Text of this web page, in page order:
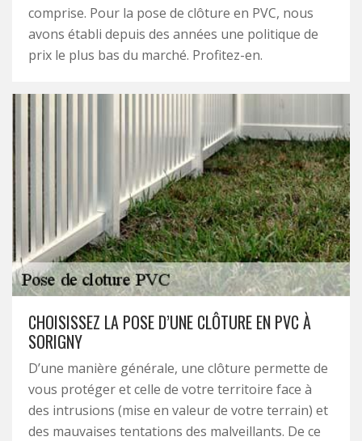
comprise. Pour la pose de clôture en PVC, nous
avons établi depuis des années une politique de
prix le plus bas du marché. Profitez-en.
CHOISISSEZ LA POSE D’UNE CLÔTURE EN PVC À
SORIGNY
D’une manière générale, une clôture permette de
vous protéger et celle de votre territoire face à
des intrusions (mise en valeur de votre terrain) et
des mauvaises tentations des malveillants. De ce